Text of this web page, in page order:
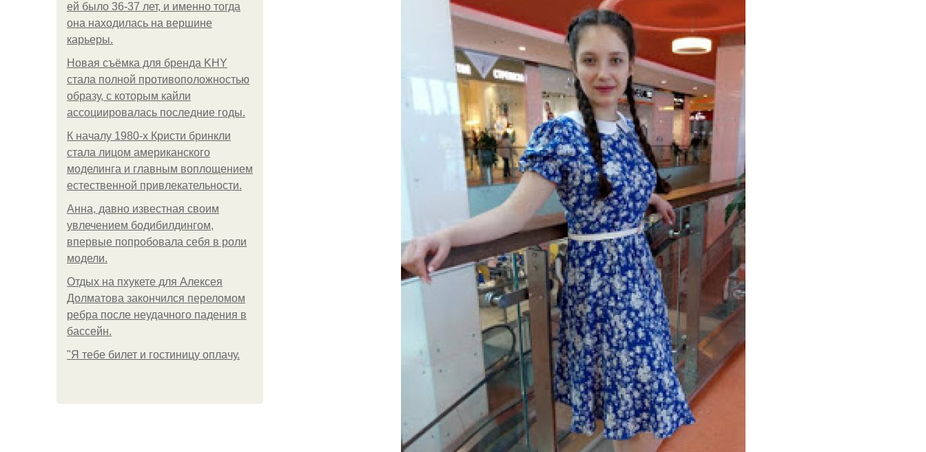
ей было 36-37 лет, и именно тогда
она находилась на вершине
карьеры.
Новая съёмка для бренда KHY
стала полной противоположностью
образу, с которым кайли
ассоциировалась последние годы.
К началу 1980-х Кристи бринкли
стала лицом американского
моделинга и главным воплощением
естественной привлекательности.
Анна, давно известная своим
увлечением бодибилдингом,
впервые попробовала себя в роли
модели.
Отдых на пхукете для Алексея
Долматова закончился переломом
ребра после неудачного падения в
бассейн.
"Я тебе билет и гостиницу оплачу.